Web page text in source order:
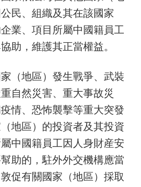
民、組織及其在該國家
企業、項目所屬中國籍員工
助，維護其正當權益。
地區）發生戰爭、武裝
自然災害、重大事故災
情、恐怖襲擊等重大突發
地區）的投資者及其投資
中國籍員工因人身財産安
助的，駐外外交機構應當
促有關國家（地區）採取